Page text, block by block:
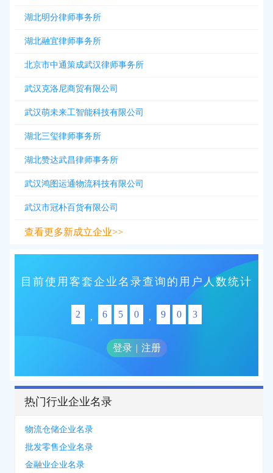
湖北明分律师事务所
湖北融宜律师事务所
北京市中通策成武汉律师事务所
武汉克洛尼商贸有限公司
武汉萌未来工智能科技有限公司
湖北三玺律师事务所
湖北赞达武昌律师事务所
武汉鸿图运通物流科技有限公司
武汉市冠朴百货有限公司
查看更多新成立企业>>
目前使用客套企业名录查询的用户人数统计
2 , 6 5 0 , 9 0 3
登录 | 注册
热门行业企业名录
物流仓储企业名录
批发零售企业名录
金融业企业名录